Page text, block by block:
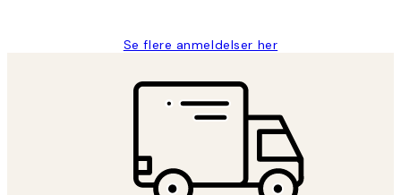
Se flere anmeldelser her